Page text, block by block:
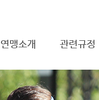
연맹소개
근대 5종이란?
회장 인사말
관련규정
경기규정
연맹규정